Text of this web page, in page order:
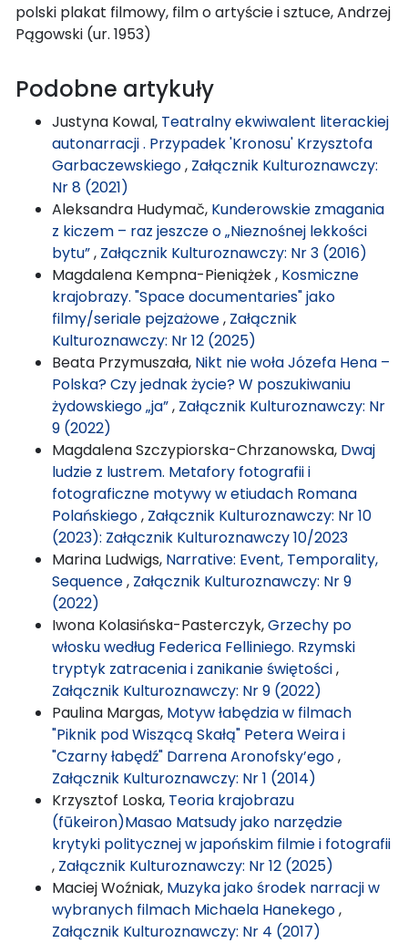
polski plakat filmowy, film o artyście i sztuce, Andrzej
Pągowski (ur. 1953)
Podobne artykuły
Justyna Kowal, Teatralny ekwiwalent literackiej
autonarracji . Przypadek 'Kronosu' Krzysztofa
Garbaczewskiego, Załącznik Kulturoznawczy:
Nr 8 (2021)
Aleksandra Hudymač, Kunderowskie zmagania
z kiczem – raz jeszcze o „Nieznośnej lekkości
bytu”, Załącznik Kulturoznawczy: Nr 3 (2016)
Magdalena Kempna-Pieniążek , Kosmiczne
krajobrazy. "Space documentaries" jako
filmy/seriale pejzażowe, Załącznik
Kulturoznawczy: Nr 12 (2025)
Beata Przymuszała, Nikt nie woła Józefa Hena –
Polska? Czy jednak życie? W poszukiwaniu
żydowskiego „ja”, Załącznik Kulturoznawczy: Nr
9 (2022)
Magdalena Szczypiorska-Chrzanowska, Dwaj
ludzie z lustrem. Metafory fotografii i
fotograficzne motywy w etiudach Romana
Polańskiego, Załącznik Kulturoznawczy: Nr 10
(2023): Załącznik Kulturoznawczy 10/2023
Marina Ludwigs, Narrative: Event, Temporality,
Sequence, Załącznik Kulturoznawczy: Nr 9
(2022)
Iwona Kolasińska-Pasterczyk,Grzechy po
włosku według Federica Felliniego. Rzymski
tryptyk zatracenia i zanikanie świętości,
Załącznik Kulturoznawczy: Nr 9 (2022)
Paulina Margas, Motyw łabędzia w filmach
"Piknik pod Wiszącą Skałą" Petera Weira i
"Czarny łabędź" Darrena Aronofsky’ego,
Załącznik Kulturoznawczy: Nr 1 (2014)
Krzysztof Loska, Teoria krajobrazu
(fūkeiron)Masao Matsudy jako narzędzie
krytyki politycznej w japońskim filmie i fotografii
, Załącznik Kulturoznawczy: Nr 12 (2025)
Maciej Woźniak, Muzyka jako środek narracji w
wybranych filmach Michaela Hanekego,
Załącznik Kulturoznawczy: Nr 4 (2017)